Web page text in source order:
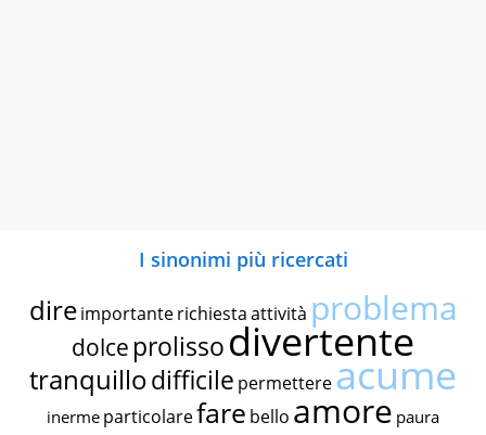
I sinonimi più ricercati
dire importante richiestaattività problema
dolce prolissodivertente
tranquillodifficile permettereacume
inerme particolarefare bello amore paura